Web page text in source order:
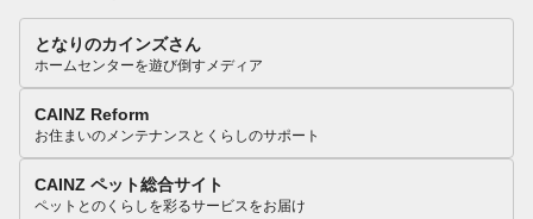
となりのカインズさん
ホームセンターを遊び倒すメディア
CAINZ Reform
お住まいのメンテナンスとくらしのサポート
CAINZ ペット総合サイト
ペットとのくらしを彩るサービスをお届け